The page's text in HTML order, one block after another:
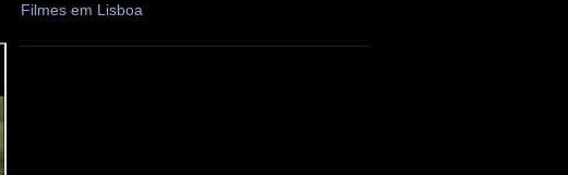
Filmes em Lisboa